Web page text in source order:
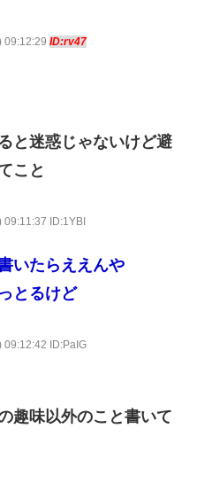
09:12:29 ID:rv47
と迷惑じゃないけど避
こと
ID:1YBI
いたらええんや
とるけど
09:12:42 ID:PaIG
趣味以外のこと書いて